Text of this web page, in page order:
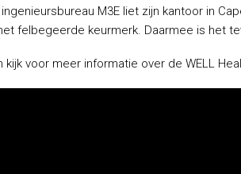
M3E liet zijn kantoor in
felbegeerde keurmerk. Daarmee is het
kijk voor meer informatie over de WELL